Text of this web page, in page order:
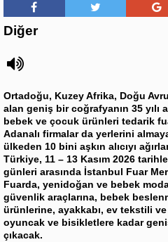
Diğer
Ortadoğu, Kuzey Afrika, Doğu
alan geniş bir coğrafyanın 35 yılı
bebek ve çocuk ürünleri tedarik
Adanalı firmalar da yerlerini
ülkeden 10 bini aşkın alıcıyı
Türkiye, 11 – 13 Kasım 2026
günleri arasında İstanbul Fuar
Fuarda, yenidoğan ve bebek
güvenlik araçlarına, bebek
ürünlerine, ayakkabı, ev tekstili
oyuncak ve bisikletlere kadar
çıkacak.